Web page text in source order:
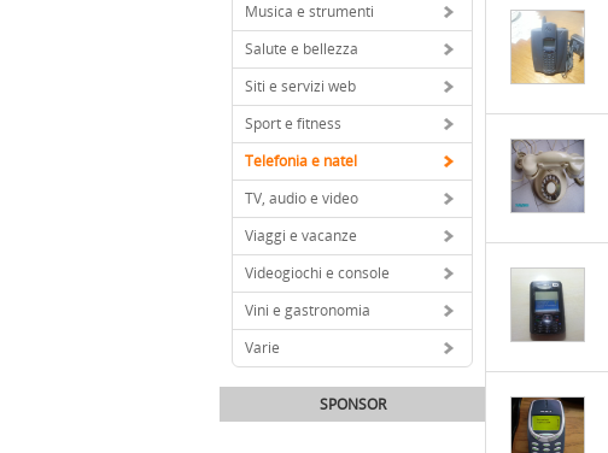
Musica e strumenti
Salute e bellezza
Siti e servizi web
Sport e fitness
Telefonia e natel
TV, audio e video
Viaggi e vacanze
Videogiochi e console
Vini e gastronomia
Varie
SPONSOR